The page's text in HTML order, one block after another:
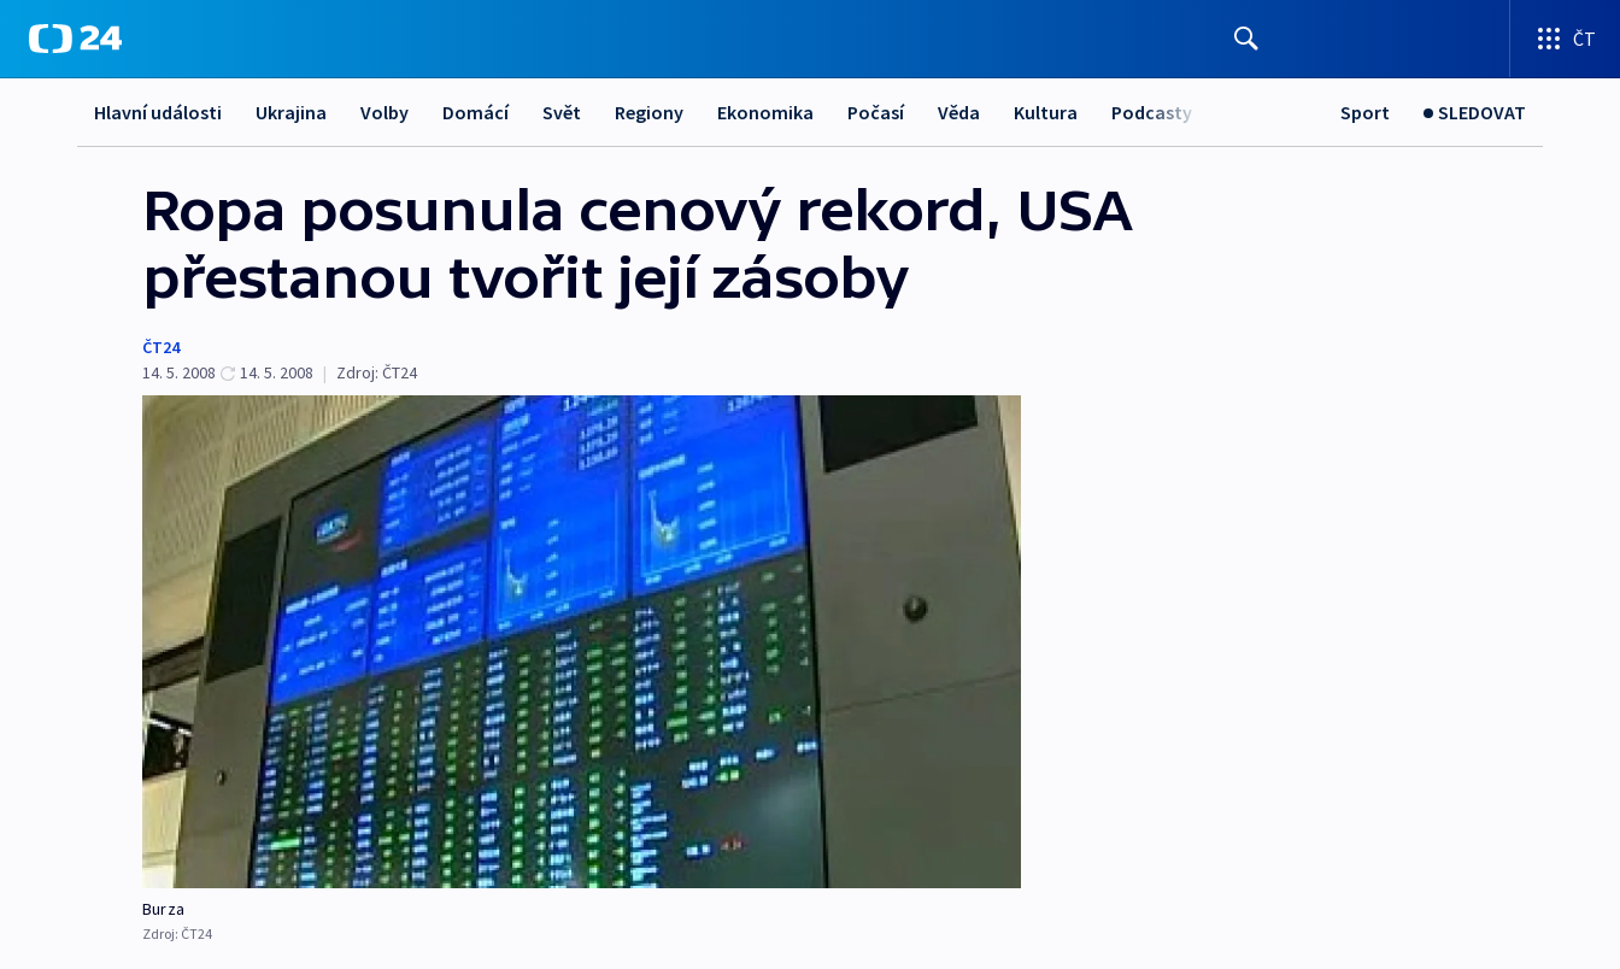
ČT
Hlavní události Ukrajina Volby Domácí Svět Regiony Ekonomika Počasí Věda Kultura Podcasty Sport SLEDOVAT
Ropa posunula cenový rekord, USA
přestanou tvořit její zásoby
ČT24
14. 5. 2008
14. 5. 2008 | Zdroj: ČT24
Burza
Zdroj: ČT24